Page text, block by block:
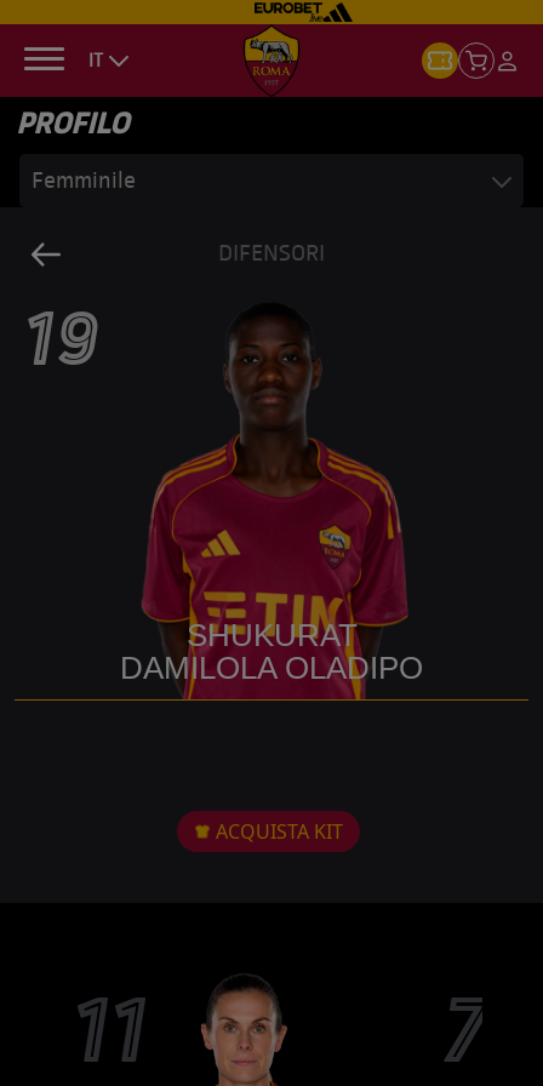
IT
PROFILO
Femminile
19
DIFENSORI
SHUKURAT
DAMILOLA OLADIPO
ACQUISTA KIT
11 7